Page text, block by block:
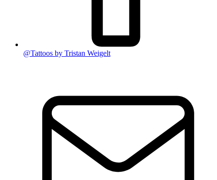
@Tattoos by Tristan Weigelt